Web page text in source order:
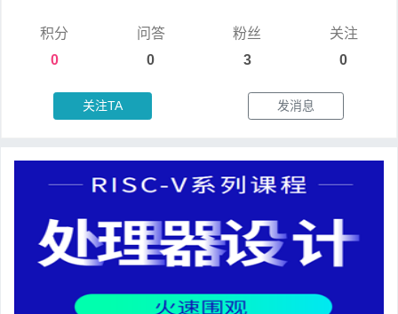
积分
0
问答
0
粉丝
3
关注
0
关注TA 发消息